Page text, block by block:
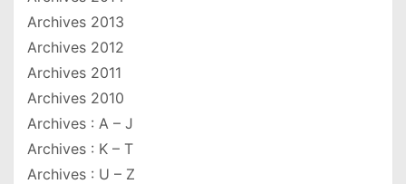
Archives 2013
Archives 2012
Archives 2011
Archives 2010
Archives : A – J
Archives : K – T
Archives : U – Z